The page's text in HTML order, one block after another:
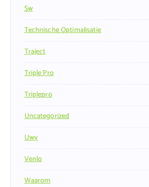
Sw
Technische Optimalisatie
Traject
Triple Pro
Triplepro
Uncategorized
Uwv
Venlo
Waarom